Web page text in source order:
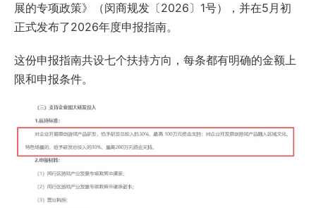
展的专项政策》（闵商规发〔2026〕1号），并在5月初
正式发布了2026年度申报指南。
这份申报指南共设七个扶持方向，每条都有明确的金额上
限和申报条件。